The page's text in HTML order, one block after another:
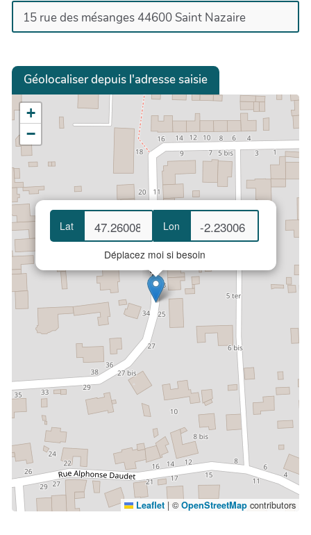
Géolocaliser depuis l'adresse saisie
Lat Lon
Déplacez moi si besoin
+
−
Leaflet | © OpenStreetMap contributors